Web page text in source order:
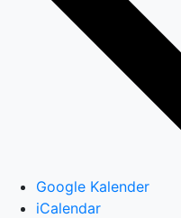
Google Kalender
iCalendar